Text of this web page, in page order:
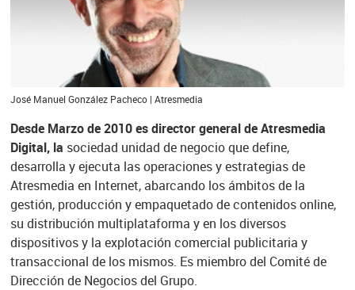
José Manuel González Pacheco | Atresmedia
Desde Marzo de 2010 es director general de Atresmedia
Digital, la sociedad unidad de negocio que define,
desarrolla y ejecuta las operaciones y estrategias de
Atresmedia en Internet, abarcando los ámbitos de la
gestión, producción y empaquetado de contenidos online,
su distribución multiplataforma y en los diversos
dispositivos y la explotación comercial publicitaria y
transaccional de los mismos. Es miembro del Comité de
Dirección de Negocios del Grupo.